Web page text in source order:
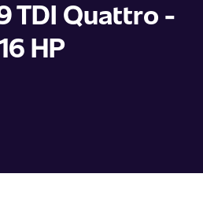
TDI Quattro -
HP